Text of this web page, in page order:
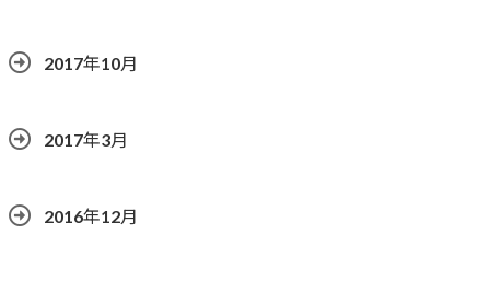
2017年10月
2017年3月
2016年12月